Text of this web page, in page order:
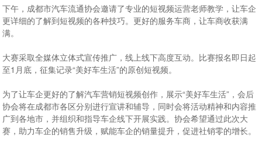
下午，成都市汽车流通协会邀请了专业的短视频运营老师教学，让车企
更详细的了解到短视频的各种技巧。更好的服务车商，让车商收获满
满。
大赛采取全媒体立体式宣传推广，线上线下高度互动。比赛报名即日起
至1月底，征集记录“美好车生活”的原创短视频。
为了让车企更好的了解汽车营销短视频创作，展示“美好车生活”，会后
协会将在成都市各区分别进行宣讲和辅导，同时会将活动精神和内容推
广到各地市，并组织和指导车企线下开展实践。协会希望通过此次大
赛，助力车企的销售升级，赋能车企的销量提升，促进社销零的增长。